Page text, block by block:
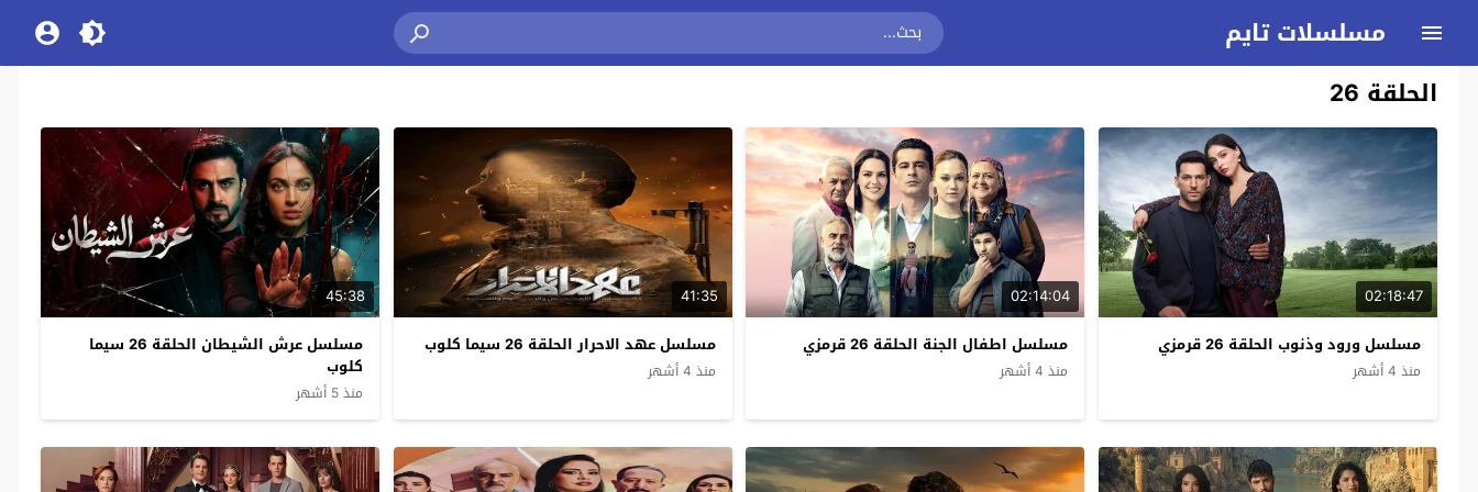
مسلسلات تايم
الحلقة 26
02:18:47
مسلسل ورود وذنوب الحلقة 26 قرمزي
منذ 4 أشهر
02:14:04
مسلسل اطفال الجنة الحلقة 26 قرمزي
منذ 4 أشهر
41:35
مسلسل عهد الاحرار الحلقة 26 سيما كلوب
منذ 4 أشهر
45:38
مسلسل عرش الشيطان الحلقة 26 سيما
كلوب
منذ 5 أشهر